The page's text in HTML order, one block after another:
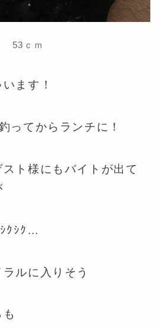
53ｃｍ
ます！
ってからランチに！
ト様にもバイトが出て
ｸｼｸ…
ルに入りそう